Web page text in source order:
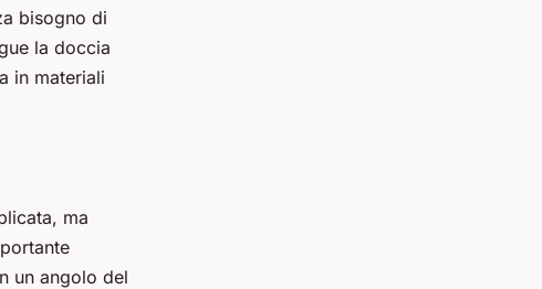
bisogno di
la doccia
in materiali
ma
un angolo del